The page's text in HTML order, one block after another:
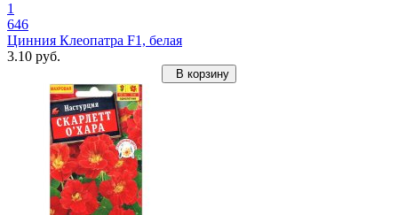
1
646
Цинния Клеопатра F1, белая
3.10 руб.
В корзину